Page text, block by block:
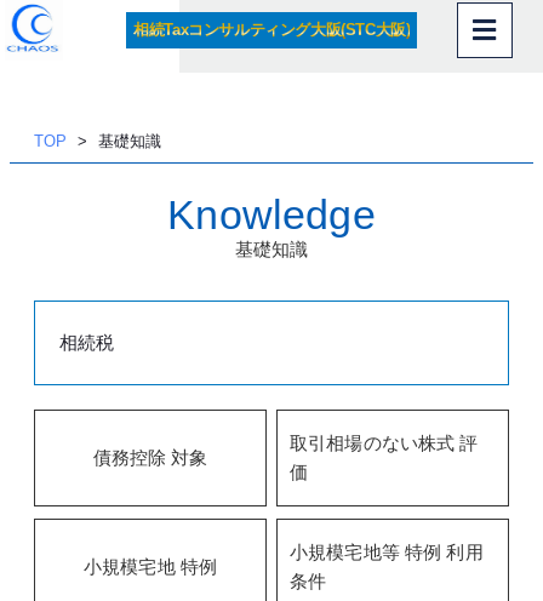
内
相続Taxコンサルティング大阪(STC大阪)
TOP 基礎知識
Knowledge
基礎知識
相続税
債務控除 対象
取引相場のない株式 評
価
小規模宅地 特例
小規模宅地等 特例 利用
条件